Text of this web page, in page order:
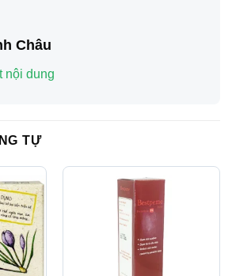
Châu
nội dung
TỰ